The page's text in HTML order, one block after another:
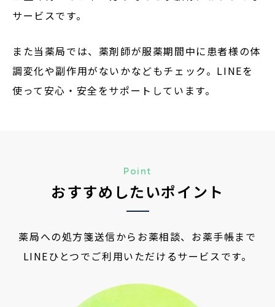
サービスです。
また当薬局では、薬剤師が服薬期間中に患者様の体
調変化や副作用がないかなどもチェック。LINEを
使って安心・安全をサポートしています。
Point
おすすめしたいポイント
薬局への処方箋送信からお薬相談、お薬手帳まで
LINEひとつでご利用いただけるサービスです。